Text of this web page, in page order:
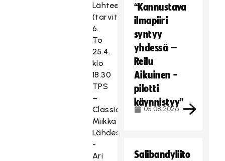
Lähteenmäki
(tarvittaessa)
6.
To
25.4.
klo
18.30
TPS
–
Classic,
Miikka
Lähdesmäki
-
Ari
“Kannustava
ilmapiiri
syntyy
yhdessä –
Reilu
Aikuinen -
pilotti
käynnistyy”
05.08.2026
Salibandyliito